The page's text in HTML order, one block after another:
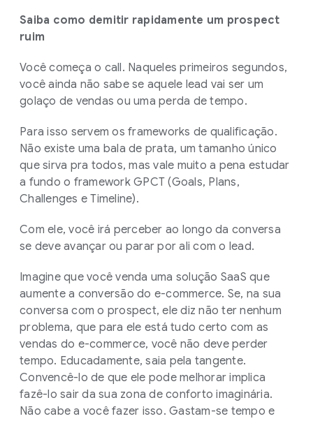
Saiba como demitir rapidamente um prospect
ruim
Você começa o call. Naqueles primeiros segundos,
você ainda não sabe se aquele lead vai ser um
golaço de vendas ou uma perda de tempo.
Para isso servem os frameworks de qualificação.
Não existe uma bala de prata, um tamanho único
que sirva pra todos, mas vale muito a pena estudar
a fundo o framework GPCT (Goals, Plans,
Challenges e Timeline).
Com ele, você irá perceber ao longo da conversa
se deve avançar ou parar por ali com o lead.
Imagine que você venda uma solução SaaS que
aumente a conversão do e-commerce. Se, na sua
conversa com o prospect, ele diz não ter nenhum
problema, que para ele está tudo certo com as
vendas do e-commerce, você não deve perder
tempo. Educadamente, saia pela tangente.
Convencê-lo de que ele pode melhorar implica
fazê-lo sair da sua zona de conforto imaginária.
Não cabe a você fazer isso. Gastam-se tempo e